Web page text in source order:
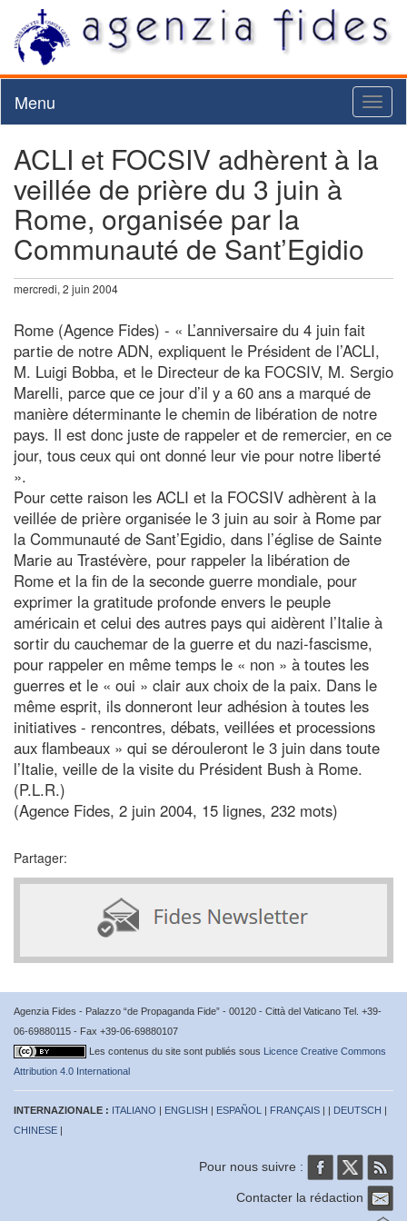
Menu
ACLI et FOCSIV adhèrent à la
veillée de prière du 3 juin à
Rome, organisée par la
Communauté de Sant’Egidio
mercredi, 2 juin 2004
Rome (Agence Fides) - « L’anniversaire du 4 juin fait
partie de notre ADN, expliquent le Président de l’ACLI,
M. Luigi Bobba, et le Directeur de ka FOCSIV, M. Sergio
Marelli, parce que ce jour d’il y a 60 ans a marqué de
manière déterminante le chemin de libération de notre
pays. Il est donc juste de rappeler et de remercier, en ce
jour, tous ceux qui ont donné leur vie pour notre liberté
».
Pour cette raison les ACLI et la FOCSIV adhèrent à la
veillée de prière organisée le 3 juin au soir à Rome par
la Communauté de Sant’Egidio, dans l’église de Sainte
Marie au Trastévère, pour rappeler la libération de
Rome et la fin de la seconde guerre mondiale, pour
exprimer la gratitude profonde envers le peuple
américain et celui des autres pays qui aidèrent l’Italie à
sortir du cauchemar de la guerre et du nazi-fascisme,
pour rappeler en même temps le « non » à toutes les
guerres et le « oui » clair aux choix de la paix. Dans le
même esprit, ils donneront leur adhésion à toutes les
initiatives - rencontres, débats, veillées et processions
aux flambeaux » qui se dérouleront le 3 juin dans toute
l’Italie, veille de la visite du Président Bush à Rome.
(P.L.R.)
(Agence Fides, 2 juin 2004, 15 lignes, 232 mots)
Partager:
Agenzia Fides - Palazzo “de Propaganda Fide” - 00120 - Città del Vaticano Tel. +39-
06-69880115 - Fax +39-06-69880107
Les contenus du site sont publiés sous Licence Creative Commons
Attribution 4.0 International
INTERNAZIONALE : ITALIANO | ENGLISH | ESPAÑOL | FRANÇAIS | | DEUTSCH |
CHINESE |
Pour nous suivre :
Contacter la rédaction